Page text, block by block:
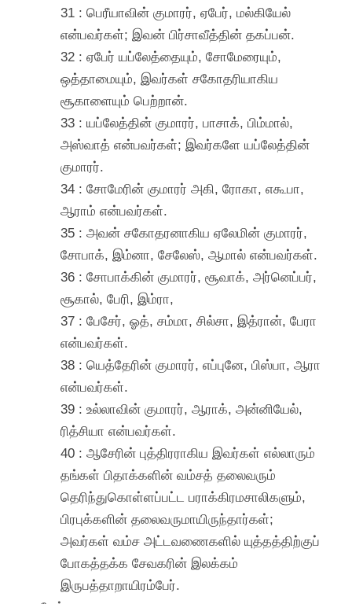
31 : பெரீயாவின் குமாரர், ஏபேர், மல்கியேல்
என்பவர்கள்; இவன் பிர்சாவீத்தின் தகப்பன்.
32 : ஏபேர் யப்லேத்தையும், சோமேரையும்,
ஒத்தாமையும், இவர்கள் சகோதரியாகிய
சூகாளையும் பெற்றான்.
33 : யப்லேத்தின் குமாரர், பாசாக், பிம்மால்,
அஸ்வாத் என்பவர்கள்; இவர்களே யப்லேத்தின்
குமாரர்.
34 : சோமேரின் குமாரர் அகி, ரோகா, எகூபா,
ஆராம் என்பவர்கள்.
35 : அவன் சகோதரனாகிய ஏலேமின் குமாரர்,
சோபாக், இம்னா, சேலேஸ், ஆமால் என்பவர்கள்.
36 : சோபாக்கின் குமாரர், சூவாக், அர்னெப்பர்,
சூகால், பேரி, இம்ரா,
37 : பேசேர், ஓத், சம்மா, சில்சா, இத்ரான், பேரா
என்பவர்கள்.
38 : யெத்தேரின் குமாரர், எப்புனே, பிஸ்பா, ஆரா
என்பவர்கள்.
39 : உல்லாவின் குமாரர், ஆராக், அன்னியேல்,
ரித்சியா என்பவர்கள்.
40 : ஆசேரின் புத்திரராகிய இவர்கள் எல்லாரும்
தங்கள் பிதாக்களின் வம்சத் தலைவரும்
தெரிந்துகொள்ளப்பட்ட பராக்கிரமசாலிகளும்,
பிரபுக்களின் தலைவருமாயிருந்தார்கள்;
அவர்கள் வம்ச அட்டவணைகளில் யுத்தத்திற்குப்
போகத்தக்க சேவகரின் இலக்கம்
இருபத்தாறாயிரம்பேர்.